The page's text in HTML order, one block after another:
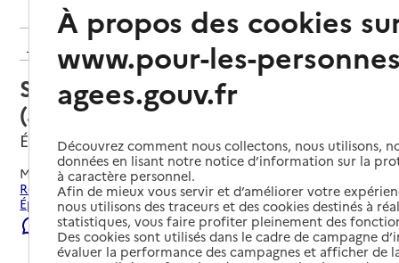
Retour aux résultats de l'annuaire
Service autonomie à domicile
(aide) – Services du CCAS
Épinay-sur-Seine, SEINE-SAINT-DENIS
Mis à jour le23/07/2026
Rechercher les établissements et services autour de
Épinay-sur-Seine.
Signaler une erreur
À propos des cookies
www.pour-les-
agees.gouv.fr
Découvrez comment nous collectons, nous utilisons,
données en lisant notre notice d’information sur la
à caractère personnel.
Afin de mieux vous servir et d’améliorer votre
nous utilisons des traceurs et des cookies destinés à
statistiques, vous faire profiter pleinement des
Des cookies sont utilisés dans le cadre de campagne
évaluer la performance des campagnes et afficher de